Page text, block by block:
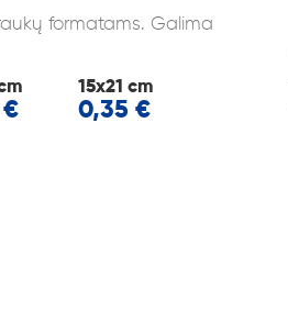
formatams. Galima
€
15x21 cm
0,35 €